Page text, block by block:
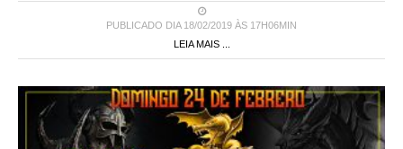
PUBLICADO DIA 18/02/2019 ÀS 17H06MIN
LEIA MAIS ...